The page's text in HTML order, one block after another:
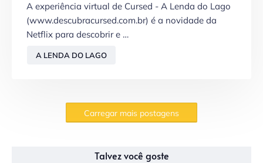
A experiência virtual de Cursed - A Lenda do Lago
(www.descubracursed.com.br) é a novidade da
Netflix para descobrir e …
A LENDA DO LAGO
Carregar mais postagens
Talvez você goste